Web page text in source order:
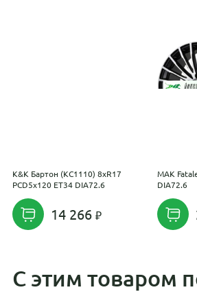
K&K Бартон (КС1110) 8xR17
PCD5x120 ET34 DIA72.6
14 266
MAK
DIA72.6
С этим товаром